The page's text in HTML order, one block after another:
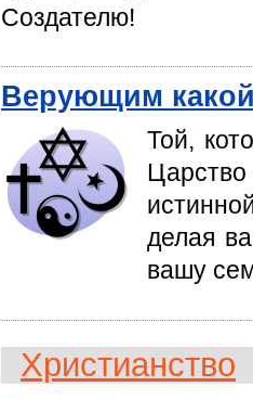
Создателю!
Верующим
Той,
делая
вашу
Христианство